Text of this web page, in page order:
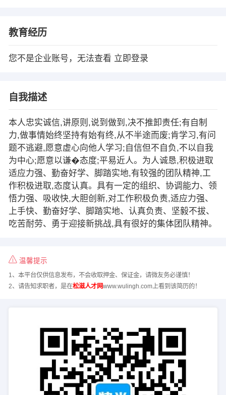
教育经历
您不是企业账号，无法查看 立即登录
自我描述
本人忠实诚信,讲原则,说到做到,决不推卸责任;有自制
力,做事情始终坚持有始有终,从不半途而废;肯学习,有问
题不逃避,愿意虚心向他人学习;自信但不自负,不以自我
为中心;愿意以谦�态度;平易近人。为人诚恳,积极进取
适应力强、勤奋好学、脚踏实地,有较强的团队精神,工
作积极进取,态度认真。具有一定的组织、协调能力、领
悟力强、吸收快,大胆创新,对工作积极负责,适应力强、
上手快、勤奋好学、脚踏实地、认真负责、坚毅不拔、
吃苦耐劳、勇于迎接新挑战,具有很好的集体团队精神。
温馨提示
1、本平台仅供信息发布，不会收取押金、保证金，请微友务必谨慎！
2、请告知求职者，是在松滋人才网www.wulingh.com上看到该简历的！